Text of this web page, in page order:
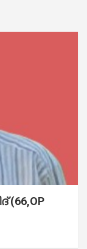
(66,OP